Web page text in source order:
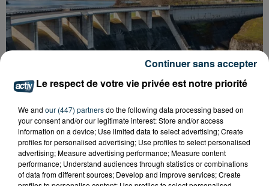
Le respect de votre vie privée est notre priorité
We and our (447) partnersdo the following data processing based on
your consent and/or our legitimate interest: Store and/or access
information on a device; Use limited data to select advertising; Create
profiles for personalised advertising; Use profiles to select personalised
advertising; Measure advertising performance; Measure content
performance; Understand audiences through statistics or combinations
of data from different sources; Develop and improve services; Create
Continuer sans accepter